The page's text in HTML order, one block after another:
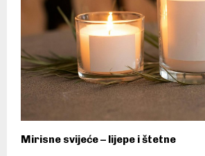
Mirisne svijeće – lijepe i štetne